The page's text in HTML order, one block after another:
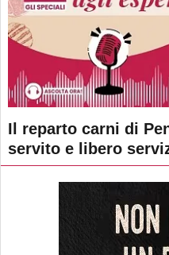
Il reparto carni di
servito e libero